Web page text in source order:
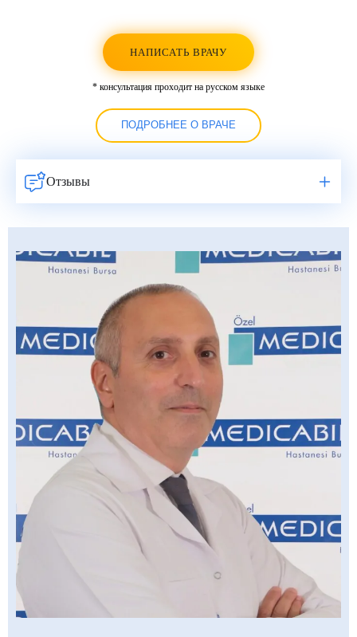
НАПИСАТЬ ВРАЧУ
* консультация проходит на русском языке
ПОДРОБНЕЕ О ВРАЧЕ
Отзывы